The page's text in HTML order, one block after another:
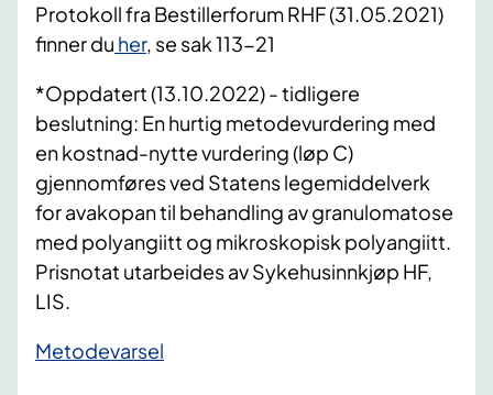
Protokoll fra Bestillerforum RHF (31.05.2021)
finner du her, se sak 113-21
*Oppdatert (13.10.2022) - tidligere
beslutning: En hurtig metodevurdering med
en kostnad-nytte vurdering (løp C)
gjennomføres ved Statens legemiddelverk
for avakopan til behandling av granulomatose
med polyangiitt og mikroskopisk polyangiitt.
Prisnotat utarbeides av Sykehusinnkjøp HF,
LIS.
​Metodevarsel